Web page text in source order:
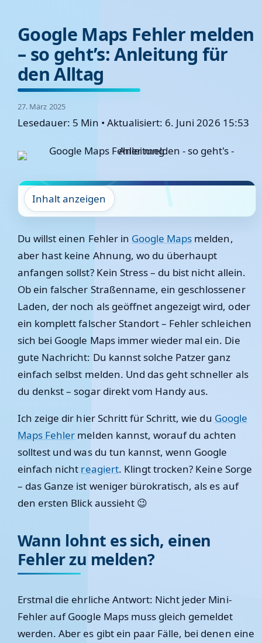
Google Maps Fehler melden
– so geht’s: Anleitung für
den Alltag
27. März 2025
Lesedauer: 5 Min • Aktualisiert: 6. Juni 2026 15:53
Inhalt anzeigen
Du willst einen Fehler in Google Maps melden,
aber hast keine Ahnung, wo du überhaupt
anfangen sollst? Kein Stress – du bist nicht allein.
Ob ein falscher Straßenname, ein geschlossener
Laden, der noch als geöffnet angezeigt wird, oder
ein komplett falscher Standort – Fehler schleichen
sich bei Google Maps immer wieder mal ein. Die
gute Nachricht: Du kannst solche Patzer ganz
einfach selbst melden. Und das geht schneller als
du denkst – sogar direkt vom Handy aus.
Ich zeige dir hier Schritt für Schritt, wie du Google
Maps Fehler melden kannst, worauf du achten
solltest und was du tun kannst, wenn Google
einfach nicht reagiert. Klingt trocken? Keine Sorge
– das Ganze ist weniger bürokratisch, als es auf
den ersten Blick aussieht 😉
Wann lohnt es sich, einen
Fehler zu melden?
Erstmal die ehrliche Antwort: Nicht jeder Mini-
Fehler auf Google Maps muss gleich gemeldet
werden. Aber es gibt ein paar Fälle, bei denen eine